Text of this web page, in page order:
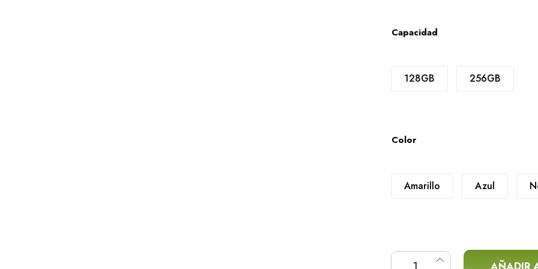
Capacidad
128GB 256GB
Color
Amarillo Azul
IPHONE 15 EXPOSICIÓN